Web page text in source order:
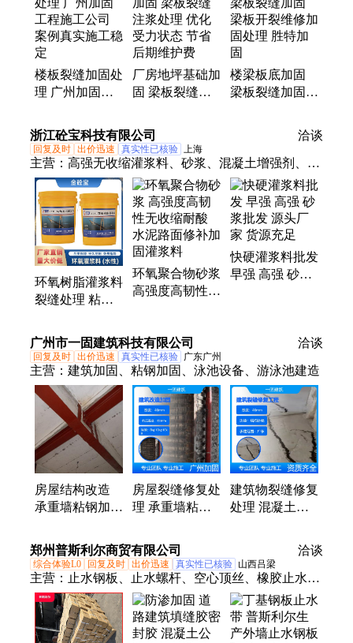
桥梁桩基托换
楼板裂缝加固处
理 广州加固工
例真实施工稳定
厂房地坪基础加
固 梁板裂缝注
力状态 节省后
期维护费
楼梁板底加固
梁板裂缝加固
固处理 胜特加
浙江砼宝科技有限公司 洽谈
回复及时 出价迅速 真实性已核验 上海
主营： 高强无收缩灌浆料、砂浆、混凝土增强剂、起
砂处理剂、裂缝处理剂、养护剂、环氧灌注胶
环氧树脂灌浆料
裂缝处理 粘结
固建筑材料路桥
工程用
环氧聚合物砂浆
高强度高韧性无
浆料
快硬灌浆料批发
早强 高强 砂浆
广州市一固建筑科技有限公司 洽谈
回复及时 出价迅速 真实性已核验 广东广州
主营： 建筑加固、粘钢加固、泳池设备、游泳池建造
房屋结构改造
承重墙粘钢加固
处理施工找一固
建筑
房屋裂缝修复处
理 承重墙粘钢
及结构安全检测
施工等
建筑物裂缝修复
处理 混凝土加
柱施工效率快
保质保量
郑州普斯利尔商贸有限公司 洽谈
综合体验L0 回复及时 出价迅速 真实性已核验 山西吕梁
主营： 止水钢板、止水螺杆、空心顶丝、橡胶止水
带、楼梯护角、聚乙烯闭孔泡沫板、聚硫密封胶、丁
基防水胶带、钢筋网片、止水鱼鳞网、止水铜片、紫
铜止水片、不锈钢止水钢板、钢筋套筒、沥青纤维